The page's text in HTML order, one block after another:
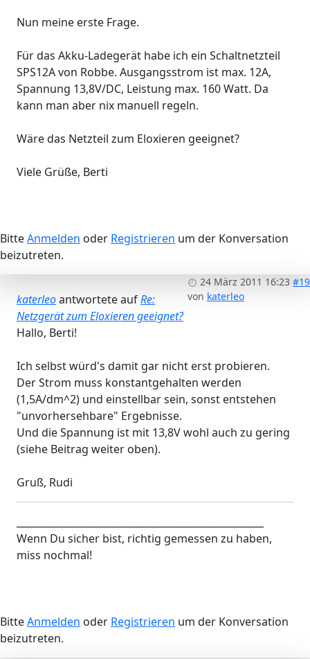
Nun meine erste Frage.
Für das Akku-Ladegerät habe ich ein Schaltnetzteil
SPS12A von Robbe. Ausgangsstrom ist max. 12A,
Spannung 13,8V/DC, Leistung max. 160 Watt. Da
kann man aber nix manuell regeln.
Wäre das Netzteil zum Eloxieren geeignet?
Viele Grüße, Berti
BitteAnmelden oder Registrieren um der Konversation
beizutreten.
24 März 2011 16:23 #19
von katerleo
katerleoantwortete aufRe:
Netzgerät zum Eloxieren geeignet?
Hallo, Berti!
Ich selbst würd's damit gar nicht erst probieren.
Der Strom muss konstantgehalten werden
(1,5A/dm^2) und einstellbar sein, sonst entstehen
"unvorhersehbare" Ergebnisse.
Und die Spannung ist mit 13,8V wohl auch zu gering
(siehe Beitrag weiter oben).
Gruß, Rudi
Wenn Du sicher bist, richtig gemessen zu haben,
miss nochmal!
BitteAnmelden oder Registrieren um der Konversation
beizutreten.